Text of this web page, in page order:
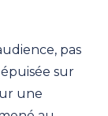
pas
sur
une